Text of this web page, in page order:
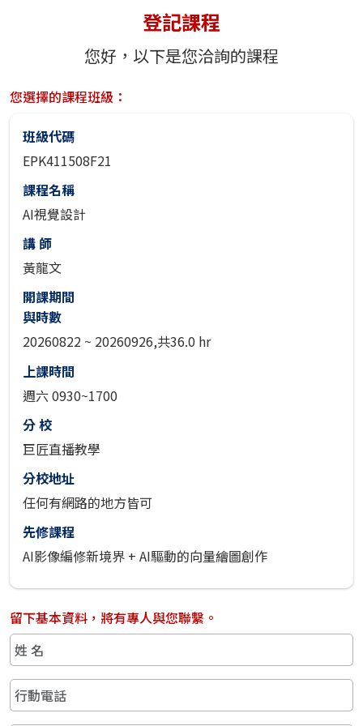
登記課程
您好，以下是您洽詢的課程
您選擇的課程班級：
班級代碼
EPK411508F21
課程名稱
AI視覺設計
講 師
黃龍文
開課期間
與時數
20260822 ~ 20260926,共36.0 hr
上課時間
週六 0930~1700
分 校
巨匠直播教學
分校地址
任何有網路的地方皆可
先修課程
AI影像編修新境界 + AI驅動的向量繪圖創作
留下基本資料，將有專人與您聯繫。